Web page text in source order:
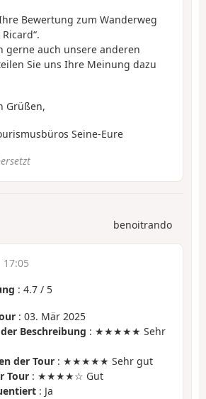
Bewertung zum Wanderweg
gerne auch unsere anderen
Sie uns Ihre Meinung dazu
Grüßen,
Seine-Eure
benoitrando
: 4.7 / 5
: 03. Mär 2025
Beschreibung : ★★★★★ Sehr
der Tour : ★★★★★ Sehr gut
Tour : ★★★★☆ Gut
: Ja